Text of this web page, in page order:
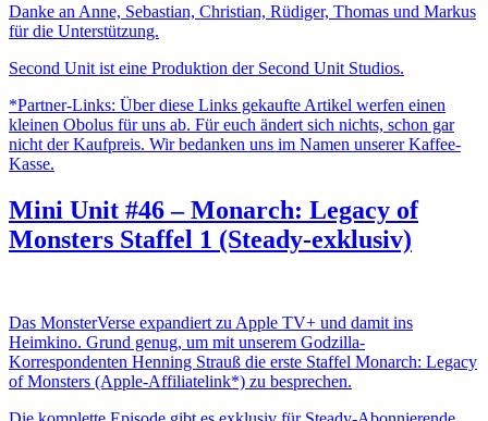
Danke an Anne, Sebastian, Christian, Rüdiger, Thomas und Markus
für die Unterstützung.
Second Unit ist eine Produktion der Second Unit Studios.
*Partner-Links: Über diese Links gekaufte Artikel werfen einen
kleinen Obolus für uns ab. Für euch ändert sich nichts, schon gar
nicht der Kaufpreis. Wir bedanken uns im Namen unserer Kaffee-
Kasse.
Mini Unit #46 – Monarch: Legacy of
Monsters Staffel 1 (Steady-exklusiv)
Das MonsterVerse expandiert zu Apple TV+ und damit ins
Heimkino. Grund genug, um mit unserem Godzilla-
Korrespondenten Henning Strauß die erste Staffel Monarch: Legacy
of Monsters (Apple-Affiliatelink*) zu besprechen.